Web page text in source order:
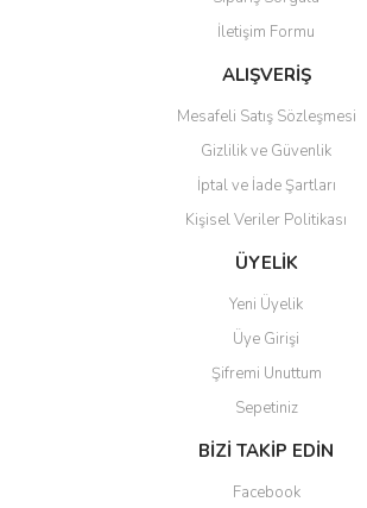
Bu ürüne benzer farklı alternatifler olmalı.
Gönder
İletişim Formu
ALIŞVERİŞ
Mesafeli Satış Sözleşmesi
Gizlilik ve Güvenlik
İptal ve İade Şartları
Kişisel Veriler Politikası
ÜYELİK
Yeni Üyelik
Üye Girişi
Şifremi Unuttum
Sepetiniz
BİZİ TAKİP EDİN
Facebook